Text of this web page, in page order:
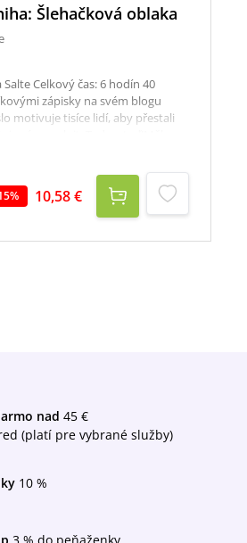
Šlehačková oblaka
Salte Celkový čas: 6 hodín 40
zápisky na svém blogu
motivuje tisíce lidí, aby přestali
vypráví svůj životní příběh s
do dětství, které bylo kouzelné
dřiny. Propocené vzpomínky
gymnastiky se mísí s vůní šeříkové
% 10,58 €
nad 45 €
(platí pre vybrané služby)
10 %
3 % do peňaženky